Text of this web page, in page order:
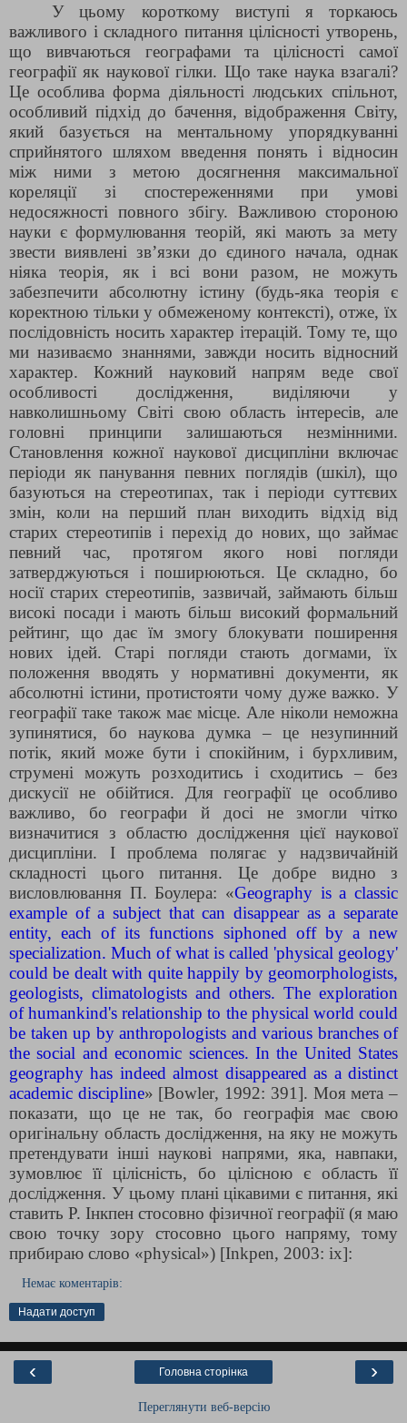
У цьому короткому виступі я торкаюсь
важливого і складного питання цілісності утворень,
що вивчаються географами та цілісності самої
географії як наукової гілки. Що таке наука взагалі?
Це особлива форма діяльності людських спільнот,
особливий підхід до бачення, відображення Світу,
який базується на ментальному упорядкуванні
сприйнятого шляхом введення понять і відносин
між ними з метою досягнення максимальної
кореляції зі спостереженнями при умові
недосяжності повного збігу. Важливою стороною
науки є формулювання теорій, які мають за мету
звести виявлені зв’язки до єдиного начала, однак
ніяка теорія, як і всі вони разом, не можуть
забезпечити абсолютну істину (будь-яка теорія є
коректною тільки у обмеженому контексті), отже, їх
послідовність носить характер ітерацій. Тому те, що
ми називаємо знаннями, завжди носить відносний
характер. Кожний науковий напрям веде свої
особливості дослідження, виділяючи у
навколишньому Світі свою область інтересів, але
головні принципи залишаються незмінними.
Становлення кожної наукової дисципліни включає
періоди як панування певних поглядів (шкіл), що
базуються на стереотипах, так і періоди суттєвих
змін, коли на перший план виходить відхід від
старих стереотипів і перехід до нових, що займає
певний час, протягом якого нові погляди
затверджуються і поширюються. Це складно, бо
носії старих стереотипів, зазвичай, займають більш
високі посади і мають більш високий формальний
рейтинг, що дає їм змогу блокувати поширення
нових ідей. Старі погляди стають догмами, їх
положення вводять у нормативні документи, як
абсолютні істини, протистояти чому дуже важко. У
географії таке також має місце. Але ніколи неможна
зупинятися, бо наукова думка – це незупинний
потік, який може бути і спокійним, і бурхливим,
струмені можуть розходитись і сходитись – без
дискусії не обійтися. Для географії це особливо
важливо, бо географи й досі не змогли чітко
визначитися з областю дослідження цієї наукової
дисципліни. І проблема полягає у надзвичайній
складності цього питання. Це добре видно з
висловлювання П. Боулера: «Geography is a classic
example of a subject that can disappear as a separate
entity, each of its functions siphoned off by a new
specialization. Much of what is called 'physical geology'
could be dealt with quite happily by geomorphologists,
geologists, climatologists and others. The exploration
of humankind's relationship to the physical world could
be taken up by anthropologists and various branches of
the social and economic sciences. In the United States
geography has indeed almost disappeared as a distinct
academic discipline» [Bowler, 1992: 391]. Моя мета –
показати, що це не так, бо географія має свою
оригінальну область дослідження, на яку не можуть
претендувати інші наукові напрями, яка, навпаки,
зумовлює її цілісність, бо цілісною є область її
дослідження. У цьому плані цікавими є питання, які
ставить Р. Інкпен стосовно фізичної географії (я маю
свою точку зору стосовно цього напряму, тому
прибираю слово «physical») [Inkpen, 2003: іх]:
Немає коментарів:
Надати доступ
‹ ›
Головна сторінка
Переглянути веб-версію